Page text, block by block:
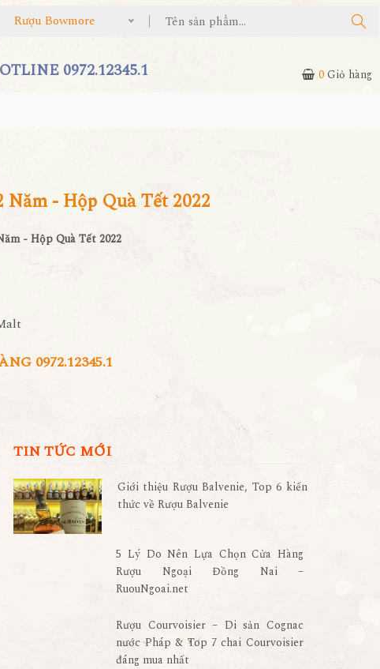
Rượu Bowmore
0972.12345.1 0Giỏ hàng
Năm - Hộp Quà Tết 2022
- Hộp Quà Tết 2022
0972.12345.1
TIN TỨC MỚI
Giới thiệu Rượu Balvenie, Top 6 kiến
thức về Rượu Balvenie
5 Lý Do Nên Lựa Chọn Cửa Hàng
Rượu Ngoại Đồng Nai –
RuouNgoai.net
Rượu Courvoisier – Di sản Cognac
nước Pháp & Top 7 chai Courvoisier
đáng mua nhất